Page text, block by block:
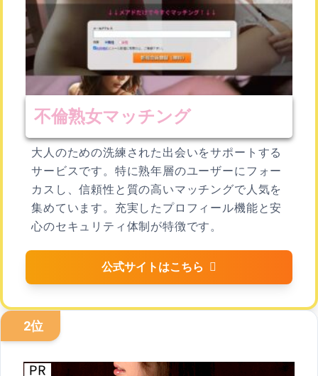
不倫熟女マッチング
大人のための洗練された出会いをサポートする
サービスです。特に熟年層のユーザーにフォー
カスし、信頼性と質の高いマッチングで人気を
集めています。充実したプロフィール機能と安
心のセキュリティ体制が特徴です。
公式サイトはこちら
2位